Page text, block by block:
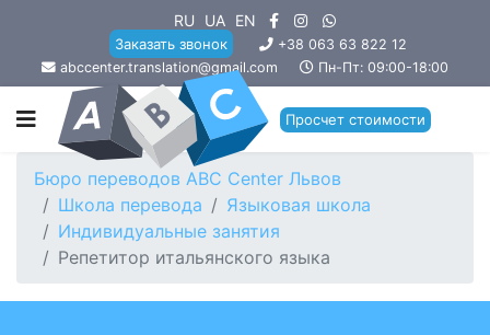
RU UA EN
Заказать звонок
+38 063 63 822 12
abccenter.translation@gmail.com
Пн-Пт: 09:00-18:00
Просчет стоимости
Бюро переводов ABC Center Львов
Школа перевода
Языковая школа
Индивидуальные занятия
Репетитор итальянского языка